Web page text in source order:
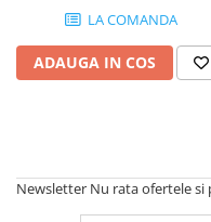
LA COMANDA
ADAUGA IN COS
Newsletter Nu rata ofertele